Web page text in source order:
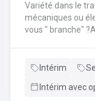
Variété dans le
mécaniques ou
vous " branche"
charge de
Intérim
Intérim avec